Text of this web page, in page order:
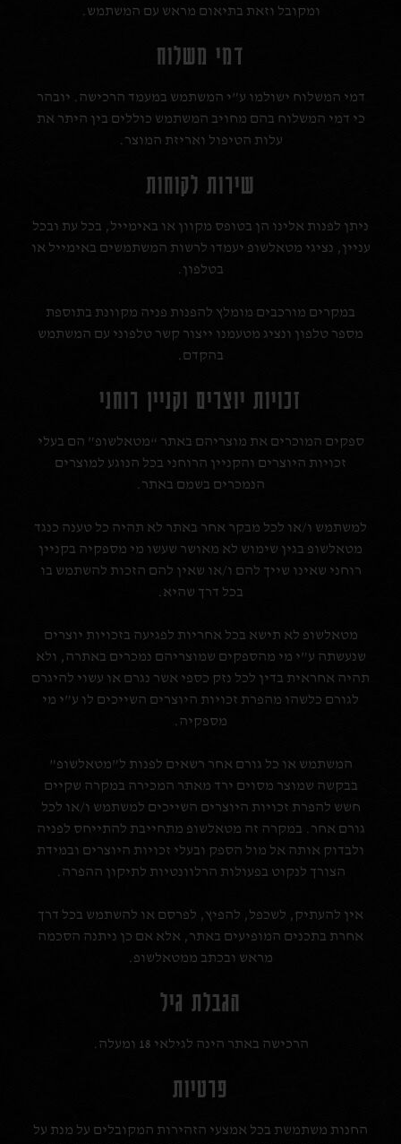
ומקובל וזאת בתיאום מראש עם המשתמש.
דמי משלוח
דמי המשלוח ישולמו ע”י המשתמש במעמד הרכישה. יובהר
כי דמי המשלוח בהם מחויב המשתמש כוללים בין היתר את
עלות הטיפול ואריזת המוצר.
שירות לקוחות
ניתן לפנות אלינו הן בטופס מקוון או באימייל, בכל עת ובכל
עניין, נציגי מטאלשופ יעמדו לרשות המשתמשים באימייל או
בטלפון.
במקרים מורכבים מומלץ להפנות פניה מקוונת בתוספת
מספר טלפון ונציג מטעמנו ייצור קשר טלפוני עם המשתמש
בהקדם.
זכויות יוצרים וקניין רוחני
ספקים המוכרים את מוצריהם באתר “מטאלשופ” הם בעלי
זכויות היוצרים והקניין הרוחני בכל הנוגע למוצרים
הנמכרים בשמם באתר.
למשתמש ו/או לכל מבקר אחר באתר לא תהיה כל טענה כנגד
מטאלשופ בגין שימוש לא מאושר שעשו מי מספקיה בקניין
רוחני שאינו שייך להם ו/או שאין להם הזכות להשתמש בו
בכל דרך שהיא.
מטאלשופ לא תישא בכל אחריות לפגיעה בזכויות יוצרים
שנעשתה ע”י מי מהספקים שמוצריהם נמכרים באתרה, ולא
תהיה אחראית בדין לכל נזק כספי אשר נגרם או עשוי להיגרם
לגורם כלשהו מהפרת זכויות היוצרים השייכים לו ע”י מי
מספקיה.
המשתמש או כל גורם אחר רשאים לפנות ל”מטאלשופ”
בבקשה שמוצר מסוים ירד מאתר המכירה במקרה שקיים
חשש להפרת זכויות היוצרים השייכים למשתמש ו/או לכל
גורם אחר. במקרה זה מטאלשופ מתחייבת להתייחס לפניה
ולבדוק אותה אל מול הספק ובעלי זכויות היוצרים ובמידת
הצורך לנקוט בפעולות הרלוונטיות לתיקון ההפרה.
אין להעתיק, לשכפל, להפיץ, לפרסם או להשתמש בכל דרך
אחרת בתכנים המופיעים באתר, אלא אם כן ניתנה הסכמה
מראש ובכתב ממטאלשופ.
הגבלת גיל
הרכישה באתר הינה לגילאי 18 ומעלה.
פרטיות
החנות משתמשת בכל אמצעי הזהירות המקובלים על מנת על